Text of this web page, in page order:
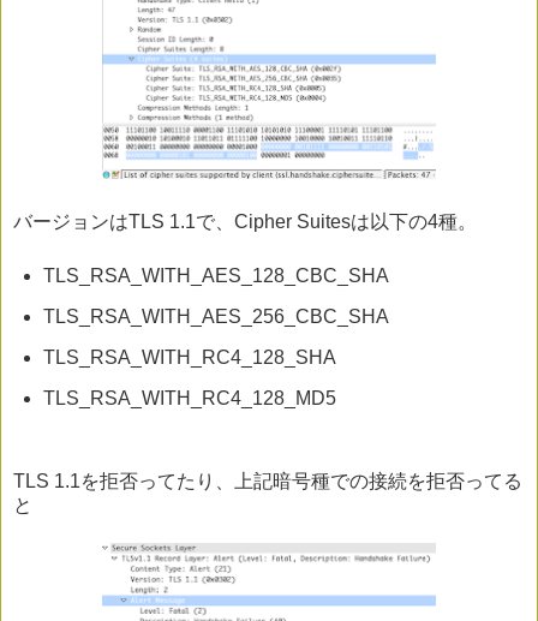
バージョンはTLS 1.1で、Cipher Suitesは以下の4種。
TLS_RSA_WITH_AES_128_CBC_SHA
TLS_RSA_WITH_AES_256_CBC_SHA
TLS_RSA_WITH_RC4_128_SHA
TLS_RSA_WITH_RC4_128_MD5
TLS 1.1を拒否ってたり、上記暗号種での接続を拒否ってる
と